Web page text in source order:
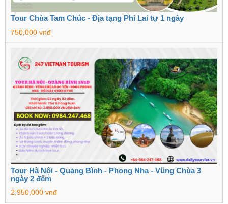
Tour Chùa Tam Chúc - Địa tạng Phi Lai tự 1 ngày
750,000 vnđ
Tour Hà Nội - Quảng Bình - Phong Nha - Vũng Chùa 3
ngày 2 đêm
2,950,000 vnđ